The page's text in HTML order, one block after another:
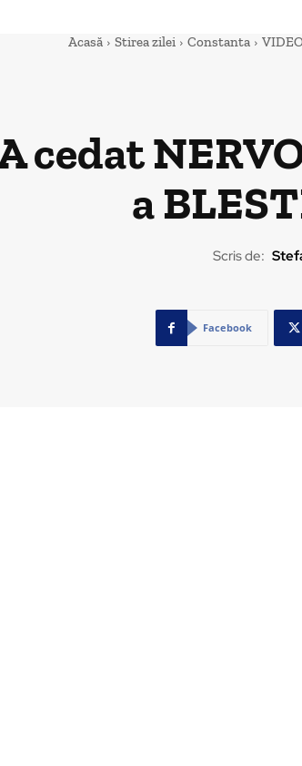
Acasă Stirea zilei Constanta
cedat
a
Scris de:
Facebook